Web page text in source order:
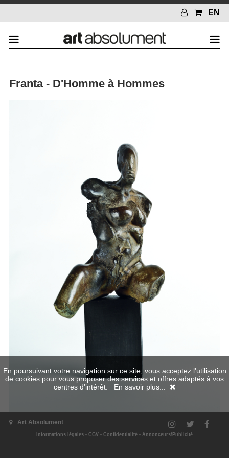
EN
Franta - D'Homme à Hommes
Art Absolument
Informations légales - CGV - Confidentialité - Annonceurs/Publicité
En poursuivant votre navigation sur ce site, vous acceptez l'utilisation
de cookies pour vous proposer des services et offres adaptés à vos
centres d'intérêt. En savoir plus...